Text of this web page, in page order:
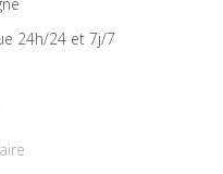
24h/24 et 7j/7